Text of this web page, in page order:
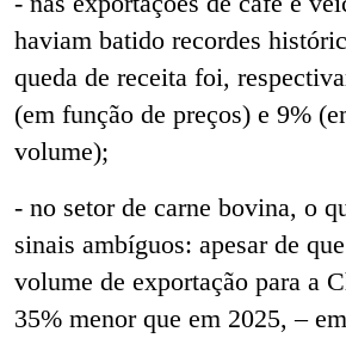
haviam batido recordes
queda de receita foi,
(em função de preços) e 9%
volume);
- no setor de carne bovina, o
sinais ambíguos: apesar de
volume de exportação para a
35% menor que em 2025, –